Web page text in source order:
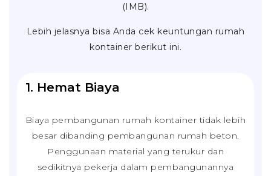
(IMB).
Lebih jelasnya bisa Anda cek keuntungan rumah
kontainer berikut ini.
1. Hemat Biaya
Biaya pembangunan rumah kontainer tidak lebih
besar dibanding pembangunan rumah beton.
Penggunaan material yang terukur dan
sedikitnya pekerja dalam pembangunannya